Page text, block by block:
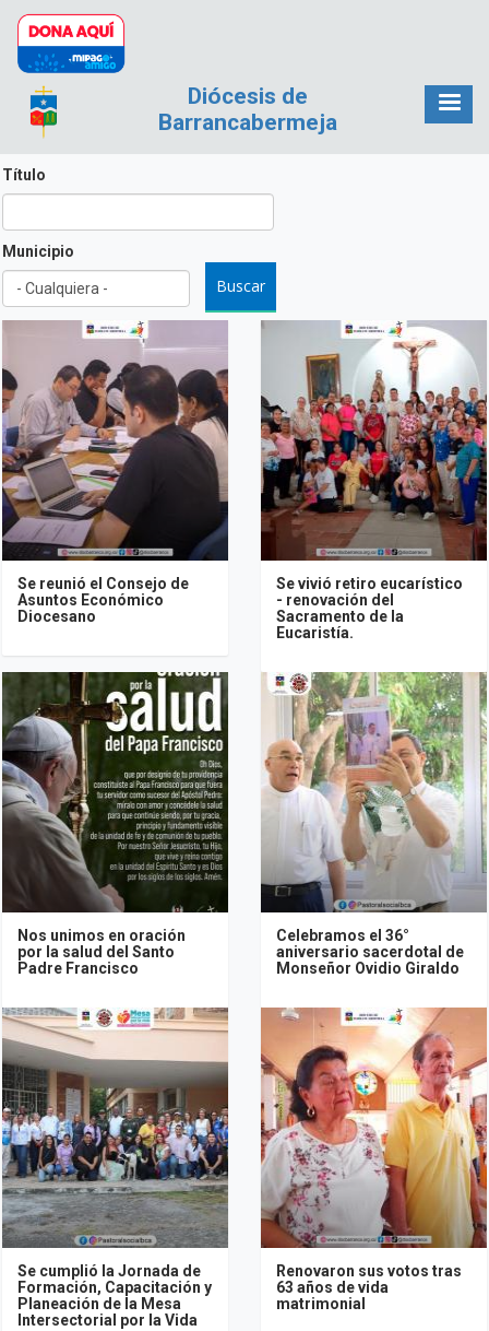
Pasar al contenido principal
Diócesis de
Barrancabermeja
Título
Municipio
Se reunió el Consejo de
Asuntos Económico
Diocesano
Se vivió retiro eucarístico
- renovación del
Sacramento de la
Eucaristía.
Nos unimos en oración
por la salud del Santo
Padre Francisco
Celebramos el 36°
aniversario sacerdotal de
Monseñor Ovidio Giraldo
Se cumplió la Jornada de
Formación, Capacitación y
Planeación de la Mesa
Intersectorial por la Vida
Renovaron sus votos tras
63 años de vida
matrimonial